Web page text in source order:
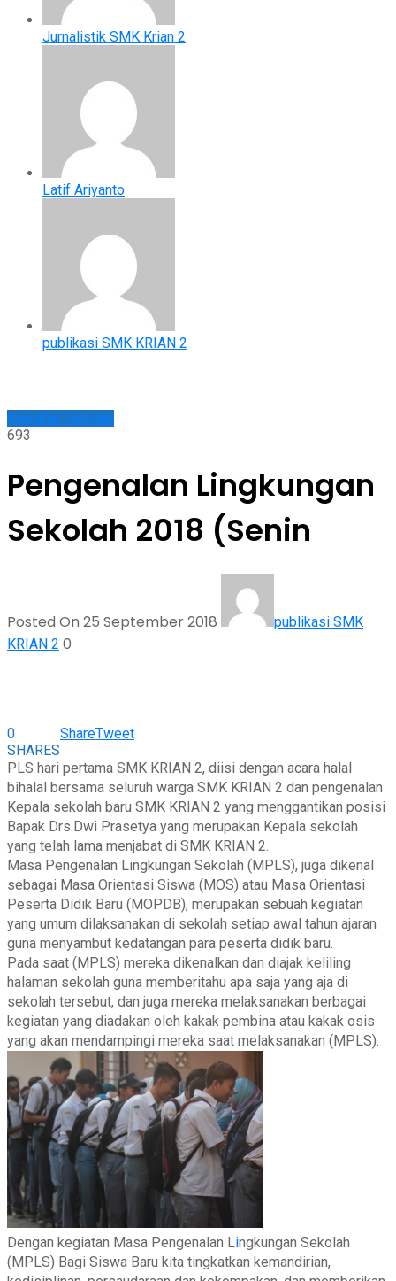
Jurnalistik SMK Krian 2
Latif Ariyanto
publikasi SMK KRIAN 2
Kegiatan Sekolah
693
Pengenalan Lingkungan
Sekolah 2018 (Senin
Posted On 25 September 2018
publikasi SMK
KRIAN 2 0
0
SHARES
ShareTweet
PLS hari pertama SMK KRIAN 2, diisi dengan acara halal
bihalal bersama seluruh warga SMK KRIAN 2 dan pengenalan
Kepala sekolah baru SMK KRIAN 2 yang menggantikan posisi
Bapak Drs.Dwi Prasetya yang merupakan Kepala sekolah
yang telah lama menjabat di SMK KRIAN 2.
Masa Pengenalan Lingkungan Sekolah (MPLS), juga dikenal
sebagai Masa Orientasi Siswa (MOS) atau Masa Orientasi
Peserta Didik Baru (MOPDB), merupakan sebuah kegiatan
yang umum dilaksanakan di sekolah setiap awal tahun ajaran
guna menyambut kedatangan para peserta didik baru.
Pada saat (MPLS) mereka dikenalkan dan diajak keliling
halaman sekolah guna memberitahu apa saja yang aja di
sekolah tersebut, dan juga mereka melaksanakan berbagai
kegiatan yang diadakan oleh kakak pembina atau kakak osis
yang akan mendampingi mereka saat melaksanakan (MPLS).
Dengan kegiatan Masa Pengenalan Lingkungan Sekolah
(MPLS) Bagi Siswa Baru kita tingkatkan kemandirian,